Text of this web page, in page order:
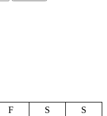
F S
S